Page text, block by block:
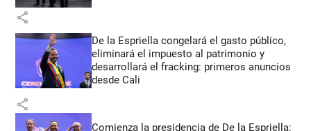
share
De la Espriella congelará el gasto público,
eliminará el impuesto al patrimonio y
desarrollará el fracking: primeros anuncios
desde Cali
share
Comienza la presidencia de De la Espriella: